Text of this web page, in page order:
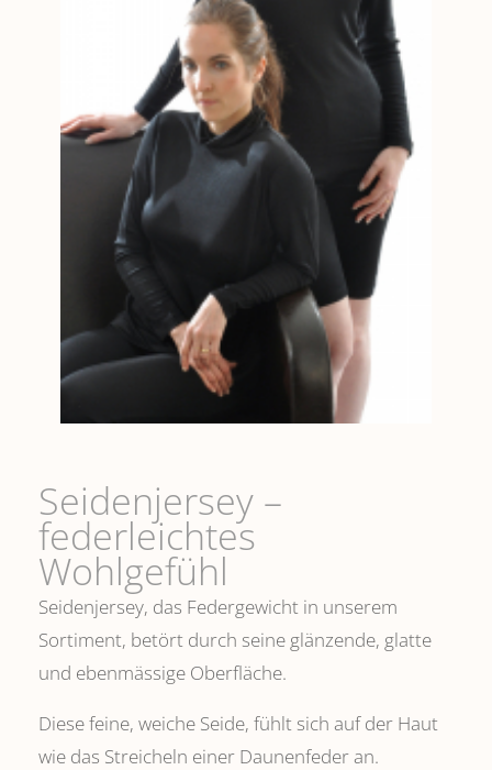
Seidenjersey –
federleichtes
Wohlgefühl
Seidenjersey, das Federgewicht in unserem
Sortiment, betört durch seine glänzende, glatte
und ebenmässige Oberfläche.
Diese feine, weiche Seide, fühlt sich auf der Haut
wie das Streicheln einer Daunenfeder an.